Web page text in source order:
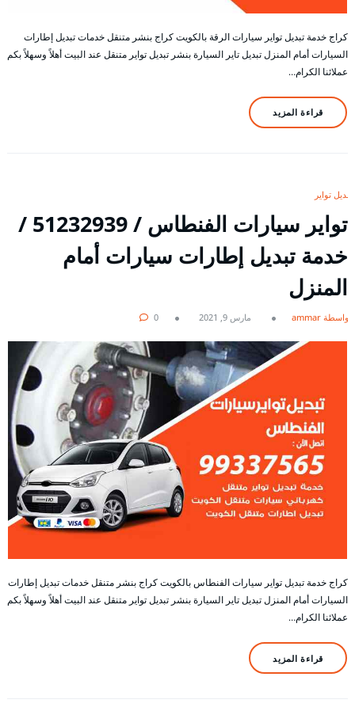
كراج خدمة تبديل تواير سيارات الرقة بالكويت كراج بنشر متنقل خدمات تبديل إطارات
السيارات أمام المنزل تبديل تاير السيارة بنشر تبديل تواير متنقل عند البيت أهلاً وسهلاً بكم
عملائنا الكرام…
قراءة المزيد
تبديل تواير
تواير سيارات الفنطاس / 51232939‬ /
خدمة تبديل إطارات سيارات أمام
المنزل
بواسطة ammar مارس 9, 2021 0
كراج خدمة تبديل تواير سيارات الفنطاس بالكويت كراج بنشر متنقل خدمات تبديل إطارات
السيارات أمام المنزل تبديل تاير السيارة بنشر تبديل تواير متنقل عند البيت أهلاً وسهلاً بكم
عملائنا الكرام…
قراءة المزيد